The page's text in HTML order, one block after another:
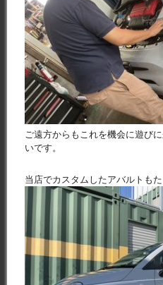
ご遠方からもこれを機会に遊び
いです。
当店でカスタムしたアバルトも